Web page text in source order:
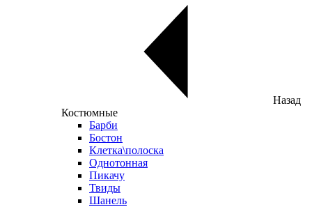
Назад
Костюмные
Барби
Бостон
Клетка\полоска
Однотонная
Пикачу
Твиды
Шанель